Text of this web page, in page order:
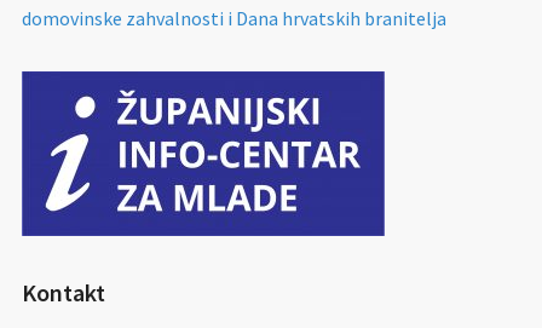
domovinske zahvalnosti i Dana hrvatskih branitelja
Kontakt